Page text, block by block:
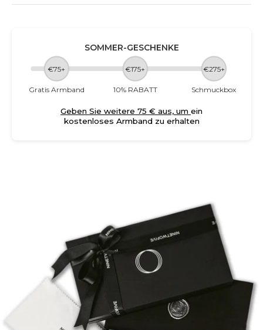
SOMMER-GESCHENKE
€75+ €175+ €275+
Gratis Armband 10% RABATT Schmuckbox
Geben Sie weitere 75 € aus, um ein
kostenloses Armband zu erhalten